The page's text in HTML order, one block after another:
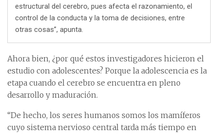
estructural del cerebro, pues afecta el razonamiento, el
control de la conducta y la toma de decisiones, entre
otras cosas”, apunta.
Ahora bien, ¿por qué estos investigadores hicieron el
estudio con adolescentes? Porque la adolescencia es la
etapa cuando el cerebro se encuentra en pleno
desarrollo y maduración.
“De hecho, los seres humanos somos los mamíferos
cuyo sistema nervioso central tarda más tiempo en